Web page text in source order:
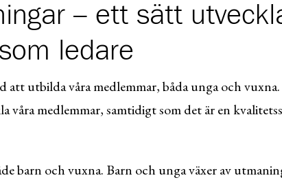
– ett sätt
ledare
att utbilda våra medlemmar, båda unga och
våra medlemmar, samtidigt som det är en
barn och vuxna. Barn och unga växer av